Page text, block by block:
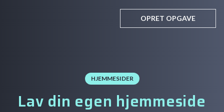
OPRET OPGAVE
HJEMMESIDER
Lav din egen hjemmeside